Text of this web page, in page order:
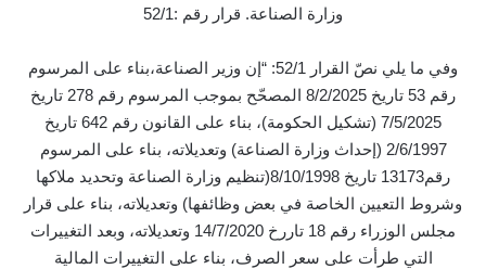
وزارة الصناعة. قرار رقم :52/1
وفي ما يلي نصّ القرار 52/1: “إن وزير الصناعة،بناء على المرسوم
رقم 53 تاريخ 8/2/2025 المصحّح بموجب المرسوم رقم 278 تاريخ
7/5/2025 (تشكيل الحكومة)، بناء على القانون رقم 642 تاريخ
2/6/1997 (إحداث وزارة الصناعة) وتعديلاته، بناء على المرسوم
رقم13173 تاريخ 8/10/1998(تنظيم وزارة الصناعة وتحديد ملاكها
وشروط التعيين الخاصة في بعض وظائفها) وتعديلاته، بناء على قرار
مجلس الوزراء رقم 18 تاررخ 14/7/2020 وتعديلاته، وبعد التغييرات
التي طرأت على سعر الصرف، بناء على التغييرات المالية